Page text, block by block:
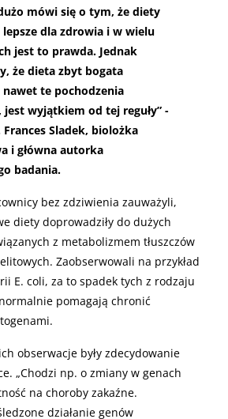
mówi się o tym, że diety
lepsze dla zdrowia i w wielu
jest to prawda. Jednak
że dieta zbyt bogata
nawet te pochodzenia
jest wyjątkiem od tej reguły” -
Sladek, biolożka
i główna autorka
badania.
bez zdziwienia zauważyli,
diety doprowadziły do dużych
z metabolizmem tłuszczów
Zaobserwowali na przykład
E. coli, za to spadek tych z rodzaju
pomagają chronić
obserwacje były zdecydowanie
„Chodzi np. o zmiany w genach
na choroby zakaźne.
działanie genów